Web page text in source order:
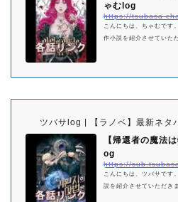
ゃむlog
こんにちは、ちゃむです
作小説を紹介させていた
ツバサlog | 【ラノベ】最新ネタ
【帰還者の魔法
og
こんにちは、ツバサです
説を紹介させていただき